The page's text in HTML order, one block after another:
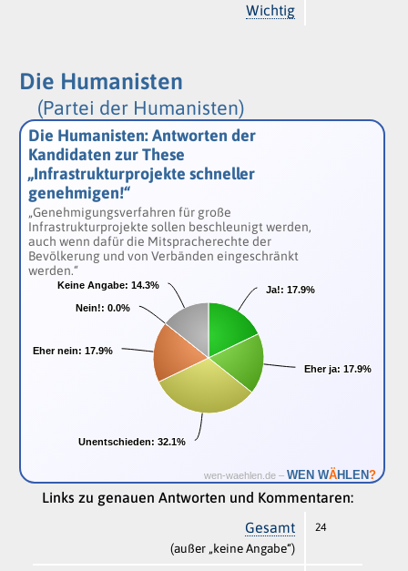
Wichtig
Die Humanisten
(Partei der Humanisten)
Ja!: 17.9%
Ja!: 17.9%
Eher ja: 17.9%
Eher ja: 17.9%
Unentschieden: 32.1%
Unentschieden: 32.1%
Eher nein: 17.9%
Eher nein: 17.9%
Nein!: 0.0%
Nein!: 0.0%
Keine Angabe: 14.3%
Keine Angabe: 14.3%
wen-waehlen.de – WEN WÄHLEN?
Die Humanisten: Antworten der
Kandidaten zur These
„Infrastrukturprojekte schneller
genehmigen!“
„Genehmigungsverfahren für große
Infrastrukturprojekte sollen beschleunigt werden,
auch wenn dafür die Mitspracherechte der
Bevölkerung und von Verbänden eingeschränkt
werden.“
Links zu genauen Antworten und Kommentaren:
Gesamt
(außer „keine Angabe“)
24